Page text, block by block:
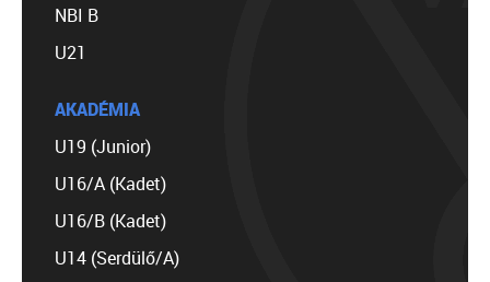
NBI B
U21
AKADÉMIA
U19 (Junior)
U16/A (Kadet)
U16/B (Kadet)
U14 (Serdülő/A)